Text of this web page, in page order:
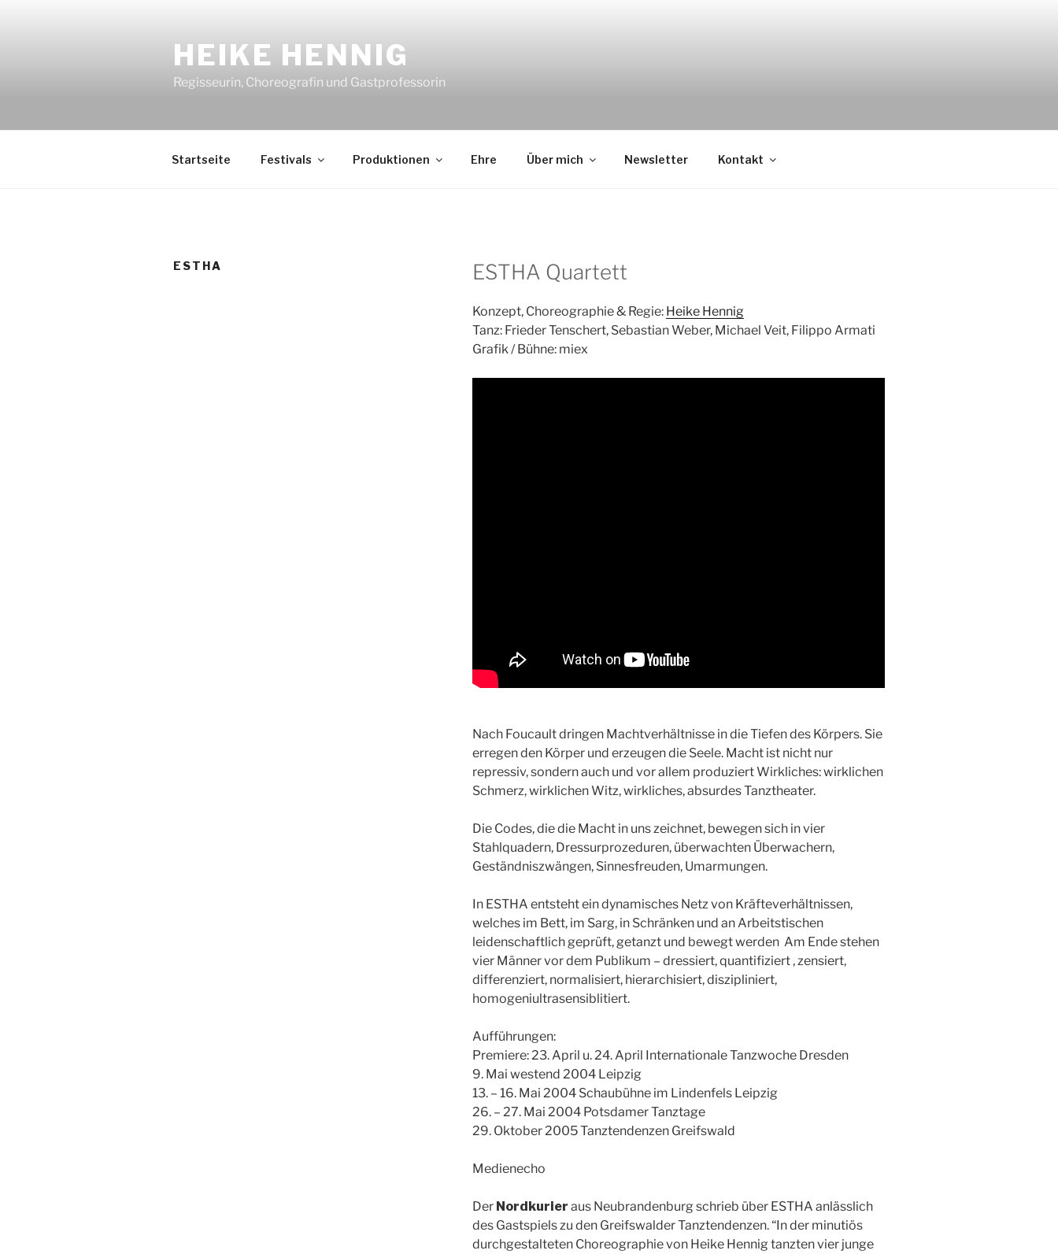
HEIKE HENNIG
Regisseurin, Choreografin und Gastprofessorin
Startseite Festivals Produktionen Ehre Über mich Newsletter Kontakt
ESTHA ESTHA Quartett
Konzept, Choreographie & Regie: Heike Hennig
Tanz: Frieder Tenschert, Sebastian Weber, Michael Veit, Filippo Armati
Grafik / Bühne: miex
Nach Foucault dringen Machtverhältnisse in die Tiefen des Körpers. Sie
erregen den Körper und erzeugen die Seele. Macht ist nicht nur
repressiv, sondern auch und vor allem produziert Wirkliches: wirklichen
Schmerz, wirklichen Witz, wirkliches, absurdes Tanztheater.
Die Codes, die die Macht in uns zeichnet, bewegen sich in vier
Stahlquadern, Dressurprozeduren, überwachten Überwachern,
Geständniszwängen, Sinnesfreuden, Umarmungen.
In ESTHA entsteht ein dynamisches Netz von Kräfteverhältnissen,
welches im Bett, im Sarg, in Schränken und an Arbeitstischen
leidenschaftlich geprüft, getanzt und bewegt werden Am Ende stehen
vier Männer vor dem Publikum – dressiert, quantifiziert , zensiert,
differenziert, normalisiert, hierarchisiert, diszipliniert,
homogeniultrasensiblitiert.
Aufführungen:
Premiere: 23. April u. 24. April Internationale Tanzwoche Dresden
9. Mai westend 2004 Leipzig
13. – 16. Mai 2004 Schaubühne im Lindenfels Leipzig
26. – 27. Mai 2004 Potsdamer Tanztage
29. Oktober 2005 Tanztendenzen Greifswald
Medienecho
Der Nordkurier aus Neubrandenburg schrieb über ESTHA anlässlich
des Gastspiels zu den Greifswalder Tanztendenzen. “In der minutiös
durchgestalteten Choreographie von Heike Hennig tanzten vier junge